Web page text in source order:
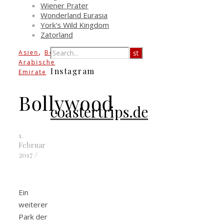
Wiener Prater
Wonderland Eurasia
York's Wild Kingdom
Zatorland
Asien , Bollywood
Arabische
Emirate
Bollywood
1.
Februar
2017 /
Ein
weiterer
Park der
Instagram
coastertrips.de